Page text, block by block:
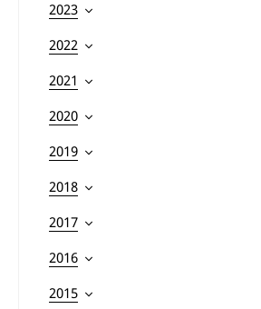
2023
2022
2021
2020
2019
2018
2017
2016
2015